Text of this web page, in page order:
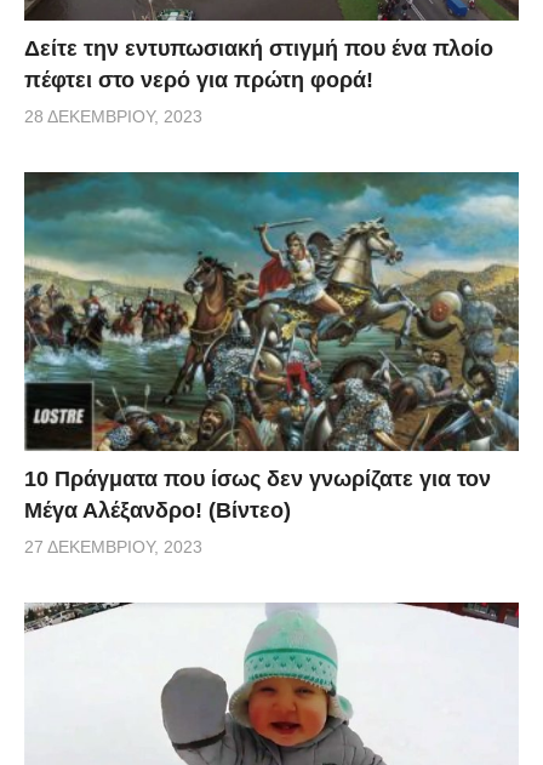
Δείτε την εντυπωσιακή στιγμή που ένα πλοίο
πέφτει στο νερό για πρώτη φορά!
28 ΔΕΚΕΜΒΡΊΟΥ, 2023
10 Πράγματα που ίσως δεν γνωρίζατε για τον
Μέγα Αλέξανδρο! (Βίντεο)
27 ΔΕΚΕΜΒΡΊΟΥ, 2023